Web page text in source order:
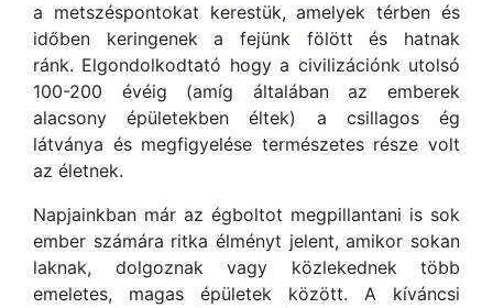
a metszéspontokat kerestük, amelyek térben és
időben keringenek a fejünk fölött és hatnak
ránk. Elgondolkodtató hogy a civilizációnk utolsó
100-200 évéig (amíg általában az emberek
alacsony épületekben éltek) a csillagos ég
látványa és megfigyelése természetes része volt
az életnek.
Napjainkban már az égboltot megpillantani is sok
ember számára ritka élményt jelent, amikor sokan
laknak, dolgoznak vagy közlekednek több
emeletes, magas épületek között. A kíváncsi